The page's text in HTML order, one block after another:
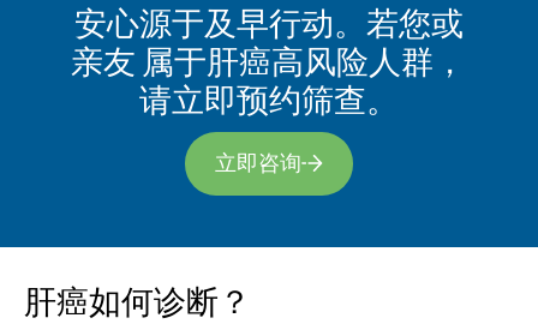
安心源于及早行动。若您或
亲友 属于肝癌高风险人群，
请立即预约筛查。
立即咨询
肝癌如何诊断？